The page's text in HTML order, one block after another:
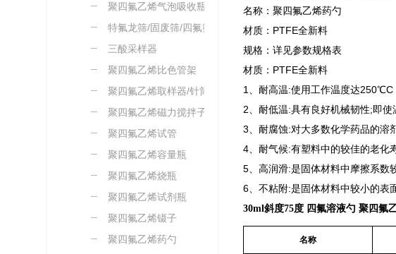
聚四氟乙烯气泡吸收瓶
特氟龙筛/固废筛/四氟筛
三酸采样器
聚四氟乙烯比色管架
聚四氟乙烯取样器/针筒
聚四氟乙烯磁力搅拌子
聚四氟乙烯试管
聚四氟乙烯容量瓶
聚四氟乙烯烧瓶
聚四氟乙烯试剂瓶
聚四氟乙烯镊子
聚四氟乙烯药勺
名称：聚四氟乙烯药勺
材质：PTFE全新料
规格：详见参数规格表
材质：PTFE全新料
1、耐高温:使用工作温度达250℃C
2、耐低温:具有良好机械韧性;即
3、耐腐蚀:对大多数化学药品的溶
4、耐气候:有塑料中的较佳的老化
5、高润滑:是固体材料中摩擦系数
6、不粘附:是固体材料中较小的表
30ml斜度75度 四氟溶液勺 聚四氟
名称